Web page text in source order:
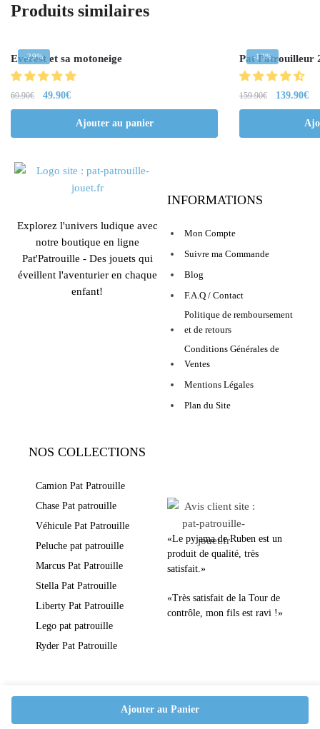
Ajouter au Panier
Produits similaires
-29%
Everest et sa motoneige
69.90€ 49.90€
Ajouter au panier
-13%
Pat Patrouilleur
159.90€ 139.90€
Explorez l'univers ludique avec
notre boutique en ligne
Pat'Patrouille - Des jouets qui
éveillent l'aventurier en chaque
enfant!
INFORMATIONS
Mon Compte
Suivre ma Commande
Blog
F.A.Q / Contact
Politique de remboursement
et de retours
Conditions Générales de
Ventes
Mentions Légales
Plan du Site
NOS COLLECTIONS
Camion Pat Patrouille
Chase Pat patrouille
Véhicule Pat Patrouille
Peluche pat patrouille
Marcus Pat Patrouille
Stella Pat Patrouille
Liberty Pat Patrouille
Lego pat patrouille
Ryder Pat Patrouille
«Le pyjama de Ruben est un
produit de qualité, très
satisfait.»
«Très satisfait de la Tour de
contrôle, mon fils est ravi !»